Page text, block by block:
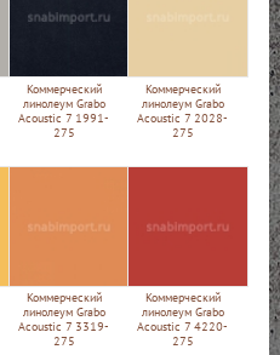
Коммерческий
линолеум Grabo
Acoustic 7 1991-
275
Коммерческий
линолеум Grabo
Acoustic 7 2028-
275
Коммерческий
линолеум Grabo
Acoustic 7 3319-
275
Коммерческий
линолеум Grabo
Acoustic 7 4220-
275